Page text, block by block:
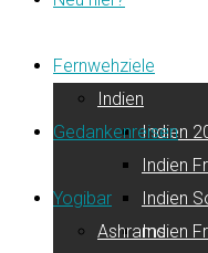
Fernwehziele
Indien
Indien
Indien
Indien
Indien
Gedankenreisen
Yogibar
Ashrams